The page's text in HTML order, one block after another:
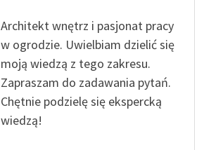
Architekt wnętrz i pasjonat pracy
w ogrodzie. Uwielbiam dzielić się
moją wiedzą z tego zakresu.
Zapraszam do zadawania pytań.
Chętnie podzielę się ekspercką
wiedzą!